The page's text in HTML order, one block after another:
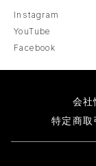
Instagram
YouTube
Facebook
会社
特定商取